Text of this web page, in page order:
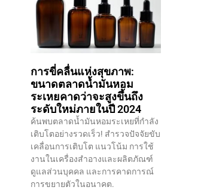
การขี่คลื่นแห่งสุขภาพ:
ขนาดตลาดน้ำมันหอม
ระเหยคาดว่าจะสูงขึ้นถึง
ระดับใหม่ภายในปี 2024
ค้นพบตลาดน้ำมันหอมระเหยที่กำลัง
เติบโตอย่างรวดเร็ว! สำรวจปัจจัยขับ
เคลื่อนการเติบโต แนวโน้ม การใช้
งานในเครื่องสำอางและผลิตภัณฑ์
ดูแลส่วนบุคคล และการคาดการณ์
การขยายตัวในอนาคต.